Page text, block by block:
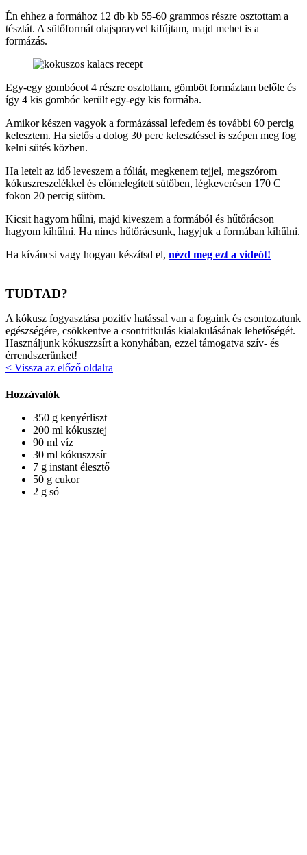
Én ehhez a formához 12 db kb 55-60 grammos részre osztottam a
tésztát. A sütőformát olajsprayvel kifújtam, majd mehet is a
formázás.
Egy-egy gombócot 4 részre osztottam, gömböt formáztam belőle és
így 4 kis gombóc került egy-egy kis formába.
Amikor készen vagyok a formázással lefedem és további 60 percig
kelesztem. Ha sietős a dolog 30 perc kelesztéssel is szépen meg fog
kelni sütés közben.
Ha letelt az idő leveszem a fóliát, megkenem tejjel, megszórom
kókuszreszelékkel és előmelegített sütőben, légkeverésen 170 C
fokon 20 percig sütöm.
Kicsit hagyom hűlni, majd kiveszem a formából és hűtőrácson
hagyom kihűlni. Ha nincs hűtőrácsunk, hagyjuk a formában kihűlni.
Ha kíváncsi vagy hogyan készítsd el, nézd meg ezt a videót!
TUDTAD?
A kókusz fogyasztása pozitív hatással van a fogaink és csontozatunk
egészségére, csökkentve a csontritkulás kialakulásának lehetőségét.
Használjunk kókuszzsírt a konyhában, ezzel támogatva szív- és
érrendszerünket!
< Vissza az előző oldalra
Hozzávalók
350 g kenyérliszt
200 ml kókusztej
90 ml víz
30 ml kókuszzsír
7 g instant élesztő
50 g cukor
2 g só